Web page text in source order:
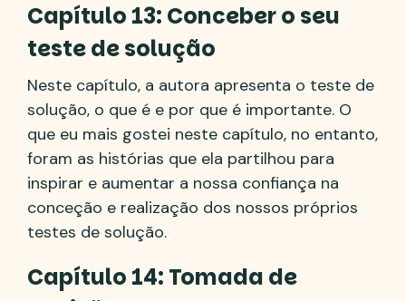
Capítulo 13: Conceber o seu
teste de solução
Neste capítulo, a autora apresenta o teste de
solução, o que é e por que é importante. O
que eu mais gostei neste capítulo, no entanto,
foram as histórias que ela partilhou para
inspirar e aumentar a nossa confiança na
conceção e realização dos nossos próprios
testes de solução.
Capítulo 14: Tomada de